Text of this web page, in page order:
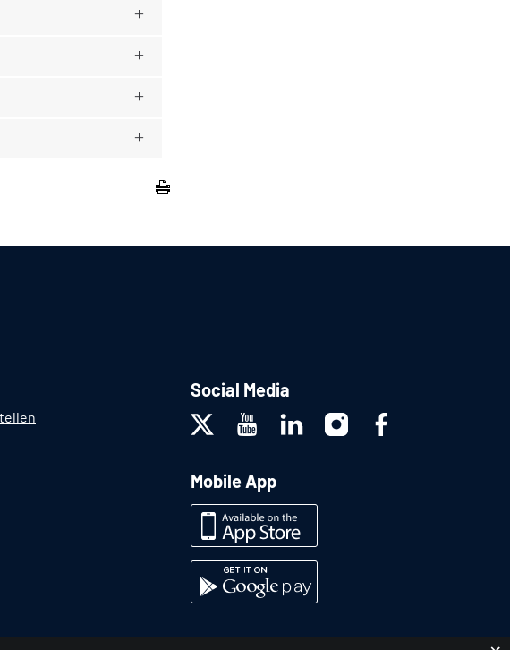
Social Media
Mobile App